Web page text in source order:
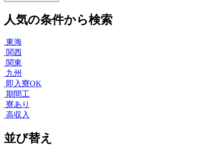
人気の条件から検索
東海
関西
関東
九州
即入寮OK
期間工
寮あり
高収入
並び替え